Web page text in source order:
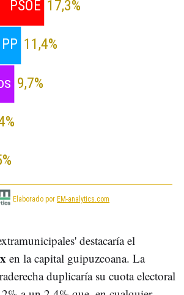
destacaría el
en la capital guipuzcoana. La
duplicaría su cuota electoral